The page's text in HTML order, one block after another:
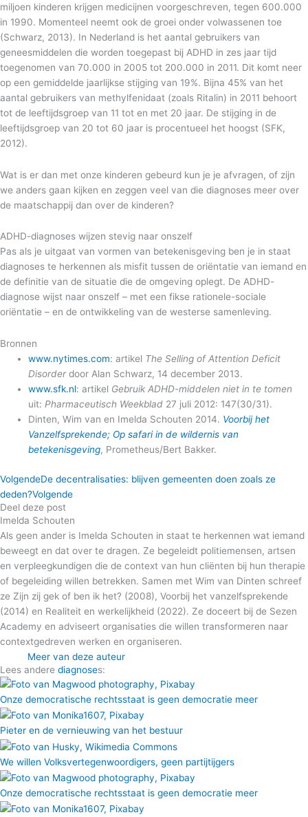
miljoen kinderen krijgen medicijnen voorgeschreven, tegen 600.000
in 1990. Momenteel neemt ook de groei onder volwassenen toe
(Schwarz, 2013). In Nederland is het aantal gebruikers van
geneesmiddelen die worden toegepast bij ADHD in zes jaar tijd
toegenomen van 70.000 in 2005 tot 200.000 in 2011. Dit komt neer
op een gemiddelde jaarlijkse stijging van 19%. Bijna 45% van het
aantal gebruikers van methylfenidaat (zoals Ritalin) in 2011 behoort
tot de leeftijdsgroep van 11 tot en met 20 jaar. De stijging in de
leeftijdsgroep van 20 tot 60 jaar is procentueel het hoogst (SFK,
2012).
Wat is er dan met onze kinderen gebeurd kun je je afvragen, of zijn
we anders gaan kijken en zeggen veel van die diagnoses meer over
de maatschappij dan over de kinderen?
ADHD-diagnoses wijzen stevig naar onszelf
Pas als je uitgaat van vormen van betekenisgeving ben je in staat
diagnoses te herkennen als misfit tussen de oriëntatie van iemand en
de definitie van de situatie die de omgeving oplegt. De ADHD-
diagnose wijst naar onszelf – met een fikse rationele-sociale
oriëntatie – en de ontwikkeling van de westerse samenleving.
Bronnen
www.nytimes.com: artikel The Selling of Attention Deficit
Disorderdoor Alan Schwarz, 14 december 2013.
www.sfk.nl: artikel Gebruik ADHD-middelen niet in te tomen
uit:Pharmaceutisch Weekblad 27 juli 2012: 147(30/31).
Dinten, Wim van en Imelda Schouten 2014. Voorbij het
Vanzelfsprekende; Op safari in de wildernis van
betekenisgeving, Prometheus/Bert Bakker.
VolgendeDe decentralisaties: blijven gemeenten doen zoals ze
deden?Volgende
Deel deze post
Imelda Schouten
Als geen ander is Imelda Schouten in staat te herkennen wat iemand
beweegt en dat over te dragen. Ze begeleidt politiemensen, artsen
en verpleegkundigen die de context van hun cliënten bij hun therapie
of begeleiding willen betrekken. Samen met Wim van Dinten schreef
ze Zijn zij gek of ben ik het? (2008), Voorbij het vanzelfsprekende
(2014) en Realiteit en werkelijkheid (2022). Ze doceert bij de Sezen
Academy en adviseert organisaties die willen transformeren naar
contextgedreven werken en organiseren.
Meer van deze auteur
Lees andere diagnoses:
Onze democratische rechtsstaat is geen democratie meer
Pieter en de vernieuwing van het bestuur
We willen Volksvertegenwoordigers, geen partijtijgers
Onze democratische rechtsstaat is geen democratie meer